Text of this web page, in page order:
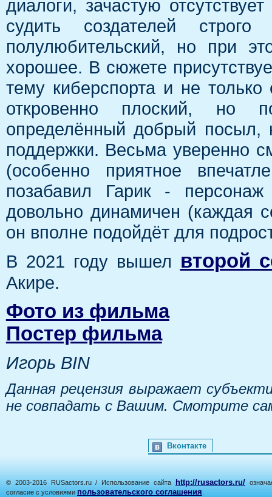
диалоги, зачастую
судить создателей
полулюбительский, но при
хорошее. В сюжете
тему киберспорта и не
откровенно плоский, но
определённый добрый посыл,
поддержки. Весьма уверенно
(особенно приятное
позабавил Гарик -
довольно динамичен (каждая
он вполне подойдёт для
В 2021 году вышел второй
Акире.
Фото из фильма
Постер фильма
Игорь BIN
Данная рецензия выражает
не совпадать с Вашим. Смотрите
Вконтакте
© 2003-2016 RUSactors.ru / Использование сайта http://rusactors.ru/
согласие с условиями пользовательского соглашения